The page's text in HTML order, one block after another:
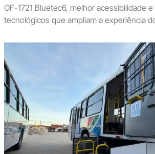
OF-1721 Bluetec6, melhor acessibilidade
tecnológicos que ampliam a experiência